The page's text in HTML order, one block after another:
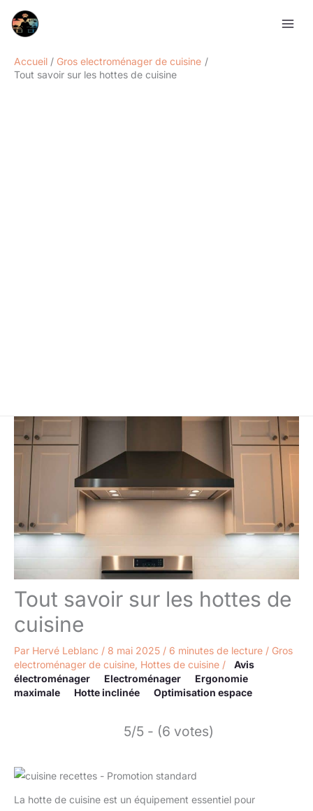
Accueil
Gros electroménager de cuisine
Tout savoir sur les hottes de cuisine
Tout savoir sur les hottes de
cuisine
Par Hervé Leblanc / 8 mai 2025 / 6 minutes de lecture / Gros
electroménager de cuisine Hottes de cuisine /
Avis
électroménager
Electroménager
Ergonomie
maximale
Hotte inclinée Optimisation espace
5/5 - (6 votes)
La hotte de cuisine est un équipement essentiel pour
Rechercher